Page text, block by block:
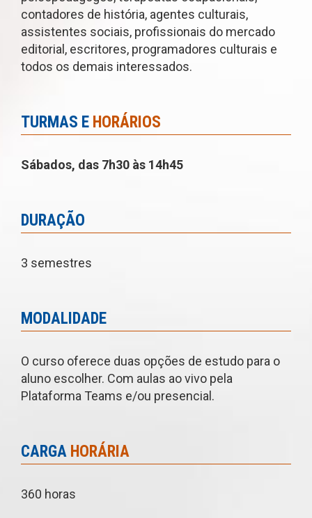
contadores de história, agentes culturais,
assistentes sociais, profissionais do mercado
editorial, escritores, programadores culturais e
todos os demais interessados.
TURMAS E HORÁRIOS
Sábados, das 7h30 às 14h45
DURAÇÃO
3 semestres
MODALIDADE
O curso oferece duas opções de estudo para o
aluno escolher. Com aulas ao vivo pela
Plataforma Teams e/ou presencial.
CARGA HORÁRIA
360 horas